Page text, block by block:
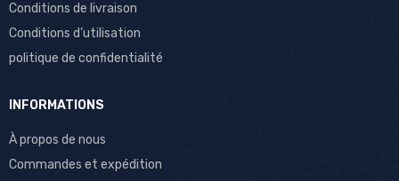
Conditions de livraison
Conditions d’utilisation
politique de confidentialité
INFORMATIONS
À propos de nous
Commandes et expédition